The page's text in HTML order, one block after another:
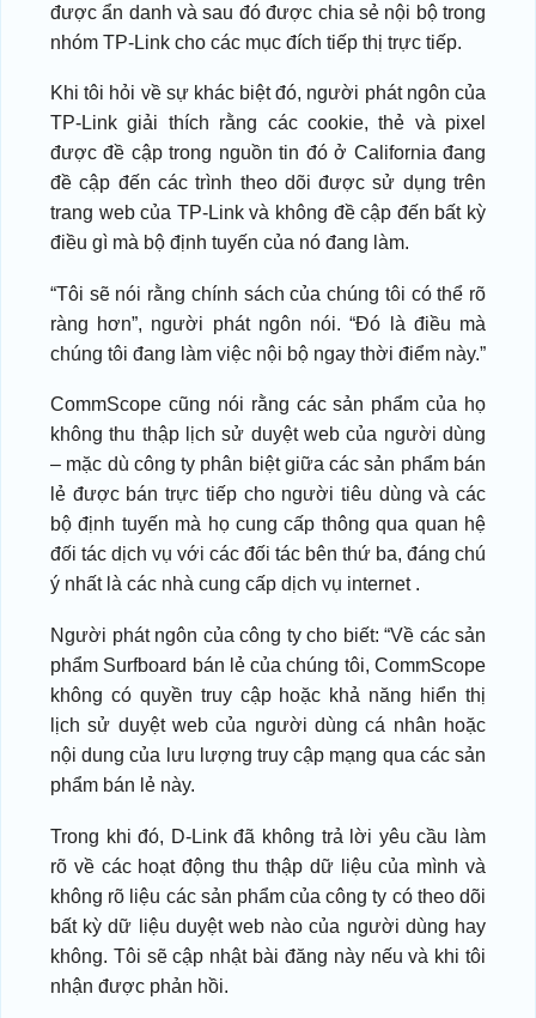
được ẩn danh và sau đó được chia sẻ nội bộ trong
nhóm TP-Link cho các mục đích tiếp thị trực tiếp.
Khi tôi hỏi về sự khác biệt đó, người phát ngôn của
TP-Link giải thích rằng các cookie, thẻ và pixel
được đề cập trong nguồn tin đó ở California đang
đề cập đến các trình theo dõi được sử dụng trên
trang web của TP-Link và không đề cập đến bất kỳ
điều gì mà bộ định tuyến của nó đang làm.
“Tôi sẽ nói rằng chính sách của chúng tôi có thể rõ
ràng hơn”, người phát ngôn nói. “Đó là điều mà
chúng tôi đang làm việc nội bộ ngay thời điểm này.”
CommScope cũng nói rằng các sản phẩm của họ
không thu thập lịch sử duyệt web của người dùng
– mặc dù công ty phân biệt giữa các sản phẩm bán
lẻ được bán trực tiếp cho người tiêu dùng và các
bộ định tuyến mà họ cung cấp thông qua quan hệ
đối tác dịch vụ với các đối tác bên thứ ba, đáng chú
ý nhất là các nhà cung cấp dịch vụ internet .
Người phát ngôn của công ty cho biết: “Về các sản
phẩm Surfboard bán lẻ của chúng tôi, CommScope
không có quyền truy cập hoặc khả năng hiển thị
lịch sử duyệt web của người dùng cá nhân hoặc
nội dung của lưu lượng truy cập mạng qua các sản
phẩm bán lẻ này.
Trong khi đó, D-Link đã không trả lời yêu cầu làm
rõ về các hoạt động thu thập dữ liệu của mình và
không rõ liệu các sản phẩm của công ty có theo dõi
bất kỳ dữ liệu duyệt web nào của người dùng hay
không. Tôi sẽ cập nhật bài đăng này nếu và khi tôi
nhận được phản hồi.